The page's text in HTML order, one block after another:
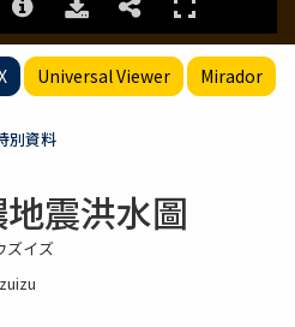
Universal Viewer Mirador
別資料
震洪水圖
ズイズ